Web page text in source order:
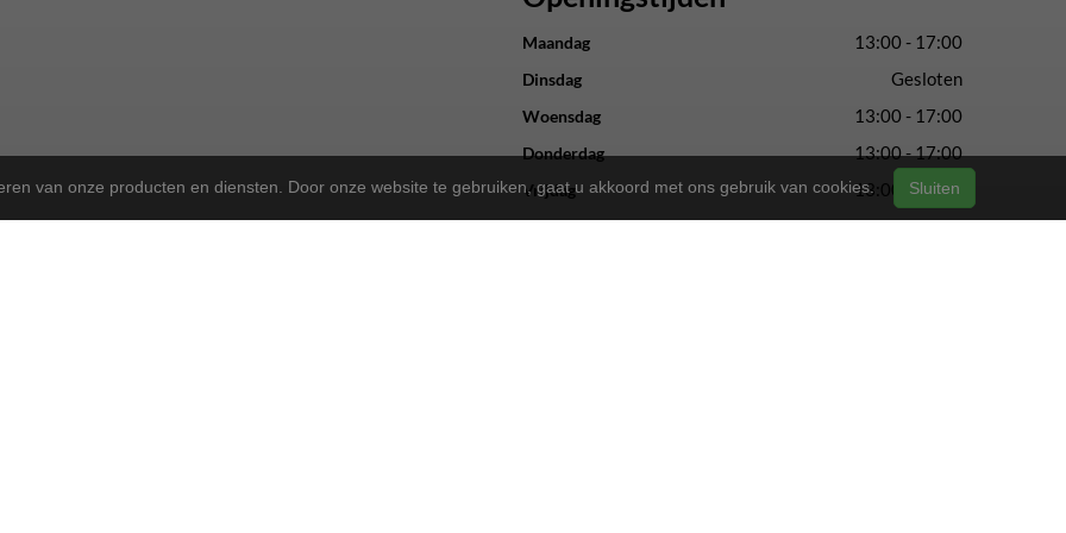
Maandag 13:00 - 17:00
Dinsdag Gesloten
Woensdag 13:00 - 17:00
Donderdag 13:00 - 17:00
Vrijdag 13:00 - 17:00
Zaterdag 09:00 - 16:00
van onze producten en diensten. Door onze website te gebruiken, gaat u akkoord met ons gebruik van cookies. Sluiten